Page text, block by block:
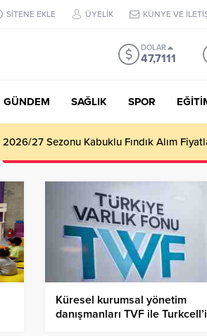
SİTENE EKLE ÜYELİK KÜNYE VE
DOLAR
47,7111
GÜNDEM SAĞLIK SPOR
2026/27 Sezonu Kabuklu Fındık Alım
Küresel kurumsal yönetim
danışmanları TVF ile